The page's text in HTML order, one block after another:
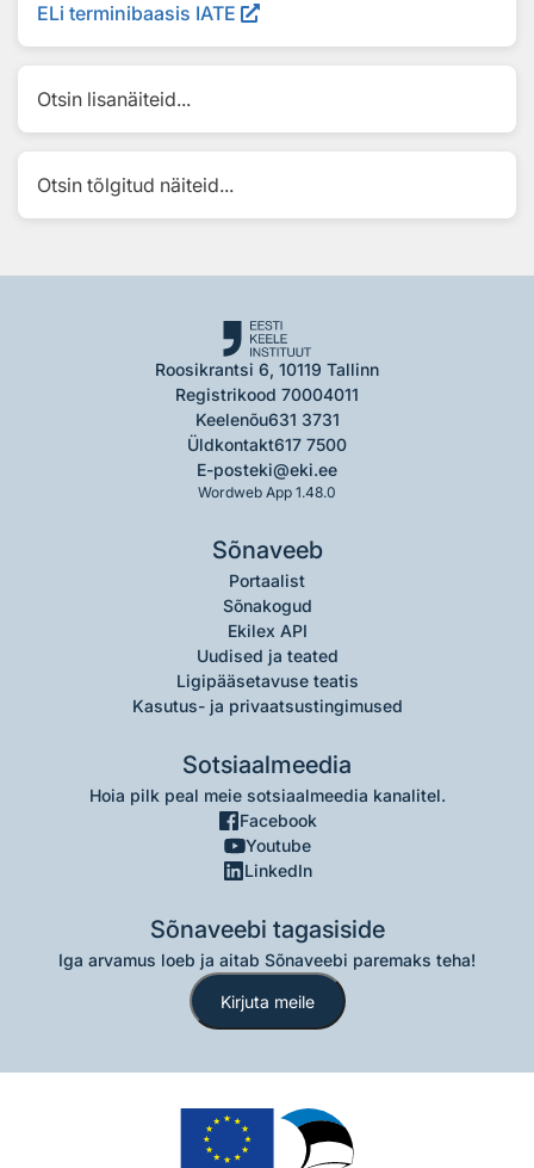
ELi terminibaasis IATE
Otsin lisanäiteid...
Otsin tõlgitud näiteid...
Roosikrantsi 6, 10119 Tallinn
Registrikood 70004011
Keelenõu631 3731
Üldkontakt617 7500
E-posteki@eki.ee
Wordweb App 1.48.0
Sõnaveeb
Portaalist
Sõnakogud
Ekilex API
Uudised ja teated
Ligipääsetavuse teatis
Kasutus- ja privaatsustingimused
Sotsiaalmeedia
Hoia pilk peal meie sotsiaalmeedia kanalitel.
Facebook
Youtube
LinkedIn
Sõnaveebi tagasiside
Iga arvamus loeb ja aitab Sõnaveebi paremaks teha!
Kirjuta meile